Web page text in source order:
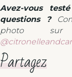
Avez-vous
questions ?
photo sur
Partagez